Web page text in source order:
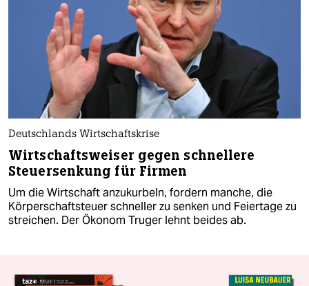
Deutschlands Wirtschaftskrise
Wirtschaftsweiser gegen schnellere
Steuersenkung für Firmen
Um die Wirtschaft anzukurbeln, fordern manche, die
Körperschaftsteuer schneller zu senken und Feiertage zu
streichen. Der Ökonom Truger lehnt beides ab.